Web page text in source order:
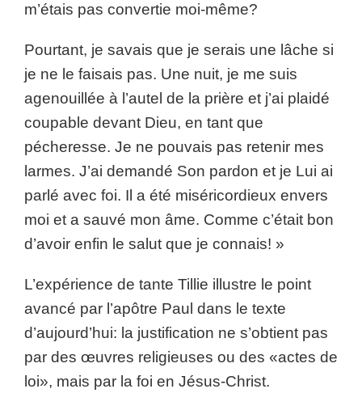
m’étais pas convertie moi-même?
Pourtant, je savais que je serais une lâche si
je ne le faisais pas. Une nuit, je me suis
agenouillée à l’autel de la prière et j’ai plaidé
coupable devant Dieu, en tant que
pécheresse. Je ne pouvais pas retenir mes
larmes. J’ai demandé Son pardon et je Lui ai
parlé avec foi. Il a été miséricordieux envers
moi et a sauvé mon âme. Comme c’était bon
d’avoir enfin le salut que je connais! »
L’expérience de tante Tillie illustre le point
avancé par l’apôtre Paul dans le texte
d’aujourd’hui: la justification ne s’obtient pas
par des œuvres religieuses ou des «actes de
loi», mais par la foi en Jésus-Christ.